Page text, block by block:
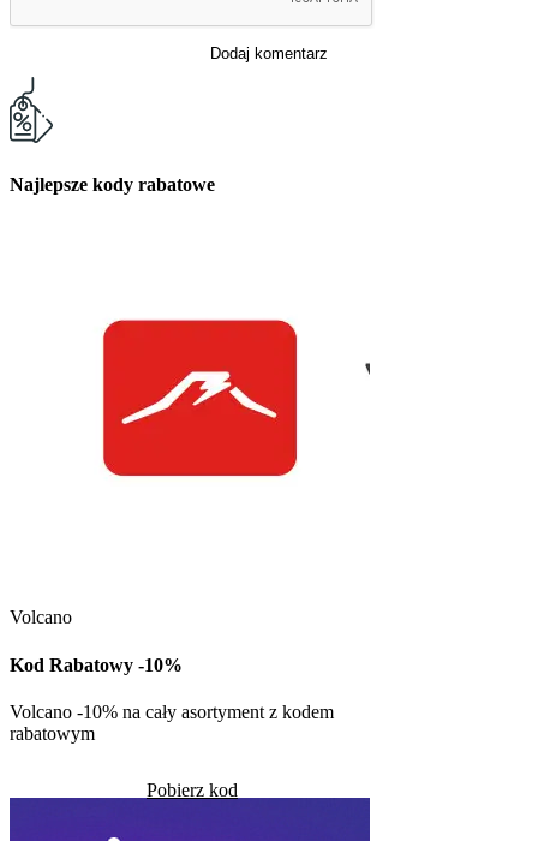
Dodaj komentarz
Najlepsze kody rabatowe
Volcano
Kod Rabatowy -10%
Volcano -10% na cały asortyment z kodem
rabatowym
Pobierz kod